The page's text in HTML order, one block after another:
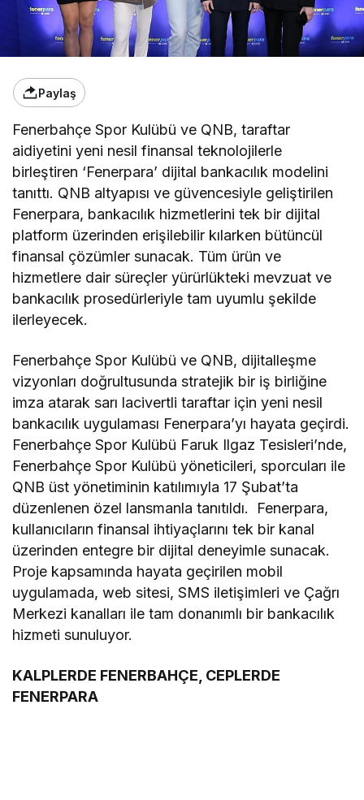
Paylaş
Fenerbahçe Spor Kulübü ve QNB, taraftar
aidiyetini yeni nesil finansal teknolojilerle
birleştiren ‘Fenerpara’ dijital bankacılık modelini
tanıttı. QNB altyapısı ve güvencesiyle geliştirilen
Fenerpara, bankacılık hizmetlerini tek bir dijital
platform üzerinden erişilebilir kılarken bütüncül
finansal çözümler sunacak. Tüm ürün ve
hizmetlere dair süreçler yürürlükteki mevzuat ve
bankacılık prosedürleriyle tam uyumlu şekilde
ilerleyecek.
Fenerbahçe Spor Kulübü ve QNB, dijitalleşme
vizyonları doğrultusunda stratejik bir iş birliğine
imza atarak sarı lacivertli taraftar için yeni nesil
bankacılık uygulaması Fenerpara’yı hayata geçirdi.
Fenerbahçe Spor Kulübü Faruk Ilgaz Tesisleri’nde,
Fenerbahçe Spor Kulübü yöneticileri, sporcuları ile
QNB üst yönetiminin katılımıyla 17 Şubat’ta
düzenlenen özel lansmanla tanıtıldı. Fenerpara,
kullanıcıların finansal ihtiyaçlarını tek bir kanal
üzerinden entegre bir dijital deneyimle sunacak.
Proje kapsamında hayata geçirilen mobil
uygulamada, web sitesi, SMS iletişimleri ve Çağrı
Merkezi kanalları ile tam donanımlı bir bankacılık
hizmeti sunuluyor.
KALPLERDE FENERBAHÇE, CEPLERDE
FENERPARA